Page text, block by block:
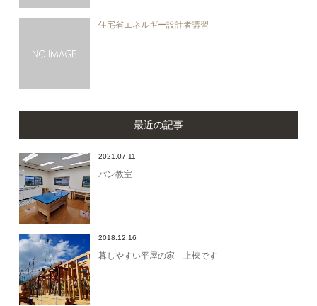
住宅省エネルギー設計者講習
最近の記事
2021.07.11
パン教室
2018.12.16
暮しやすい平屋の家 上棟です